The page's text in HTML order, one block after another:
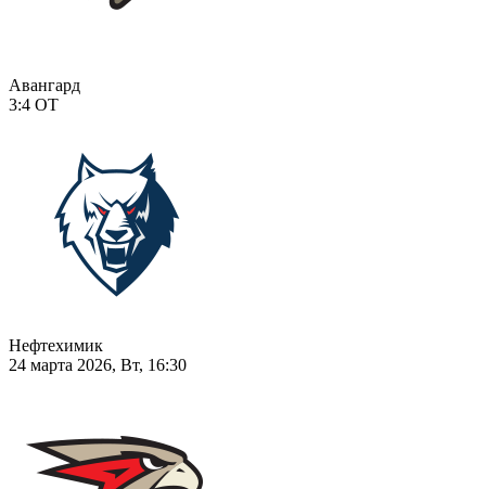
Авангард
3:4 ОТ
Нефтехимик
24 марта 2026, Вт, 16:30